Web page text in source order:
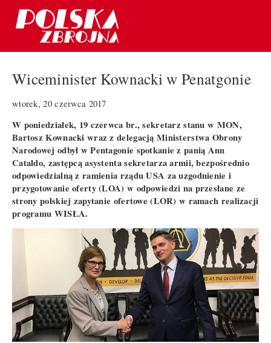
Wiceminister Kownacki w Penatgonie
wtorek, 20 czerwca 2017
W poniedziałek, 19 czerwca br., sekretarz stanu w MON,
Bartosz Kownacki wraz z delegacją Ministerstwa Obrony
Narodowej odbył w Pentagonie spotkanie z panią Ann
Cataldo, zastępcą asystenta sekretarza armii, bezpośrednio
odpowiedzialną z ramienia rządu USA za uzgodnienie i
przygotowanie oferty (LOA) w odpowiedzi na przesłane ze
strony polskiej zapytanie ofertowe (LOR) w ramach realizacji
programu WISŁA.